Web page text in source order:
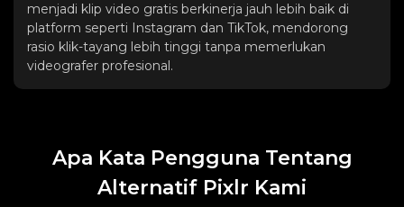
menjadi klip video gratis berkinerja jauh lebih baik di
platform seperti Instagram dan TikTok, mendorong
rasio klik-tayang lebih tinggi tanpa memerlukan
videografer profesional.
Apa Kata Pengguna Tentang
Alternatif Pixlr Kami